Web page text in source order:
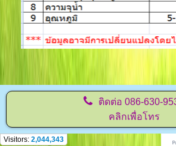
ติดต่อ086-630-
คลิกเพื่อโทร
Visitors: 2,044,343